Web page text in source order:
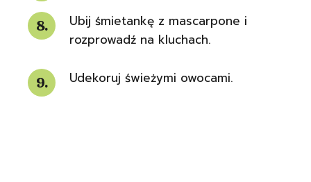
Ubij śmietankę z mascarpone i
rozprowadź na kluchach.
Udekoruj świeżymi owocami.